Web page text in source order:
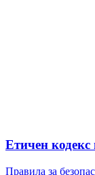
Етичен кодекс
Правила за